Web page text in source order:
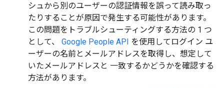
シュから別のユーザーの認証情報を誤って読み取っ
たりすることが原因で発生する可能性があります。
この問題をトラブルシューティングする方法の 1 つ
として、 Google People API を使用してログイン ユ
ーザーの名前とメールアドレスを取得し、想定して
いたメールアドレスと 一致するかどうかを確認する
方法があります。